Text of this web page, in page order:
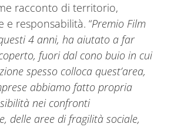
racconto di territorio,
e responsabilità. “Premio Film
4 anni, ha aiutato a far
fuori dal cono buio in cui
spesso colloca quest’area,
abbiamo fatto propria
nei confronti
delle aree di fragilità sociale,